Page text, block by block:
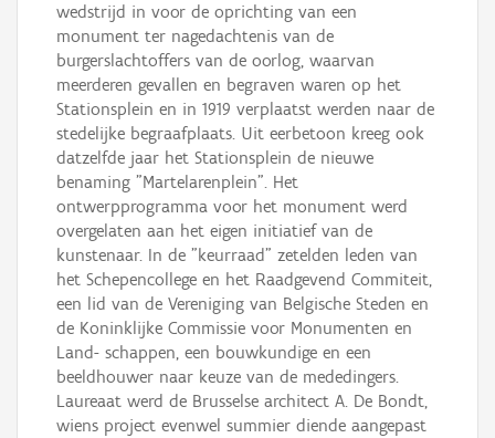
wedstrijd in voor de oprichting van een
monument ter nagedachtenis van de
burgerslachtoffers van de oorlog, waarvan
meerderen gevallen en begraven waren op het
Stationsplein en in 1919 verplaatst werden naar de
stedelijke begraafplaats. Uit eerbetoon kreeg ook
datzelfde jaar het Stationsplein de nieuwe
benaming "Martelarenplein". Het
ontwerpprogramma voor het monument werd
overgelaten aan het eigen initiatief van de
kunstenaar. In de "keurraad" zetelden leden van
het Schepencollege en het Raadgevend Commiteit,
een lid van de Vereniging van Belgische Steden en
de Koninklijke Commissie voor Monumenten en
Land- schappen, een bouwkundige en een
beeldhouwer naar keuze van de mededingers.
Laureaat werd de Brusselse architect A. De Bondt,
wiens project evenwel summier diende aangepast